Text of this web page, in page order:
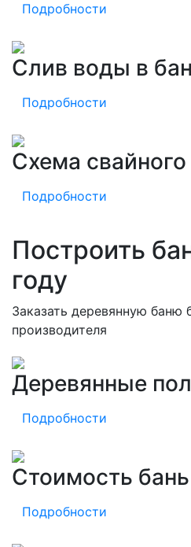
Подробности
Слив воды в
Подробности
Схема свайного
Подробности
Построить
году
Заказать деревянную баню
производителя
Деревянные
Подробности
Стоимость
Подробности